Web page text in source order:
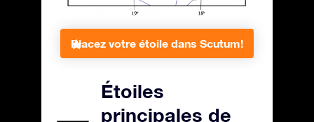
Placez votre étoile dans Scutum!
Étoiles
principales de